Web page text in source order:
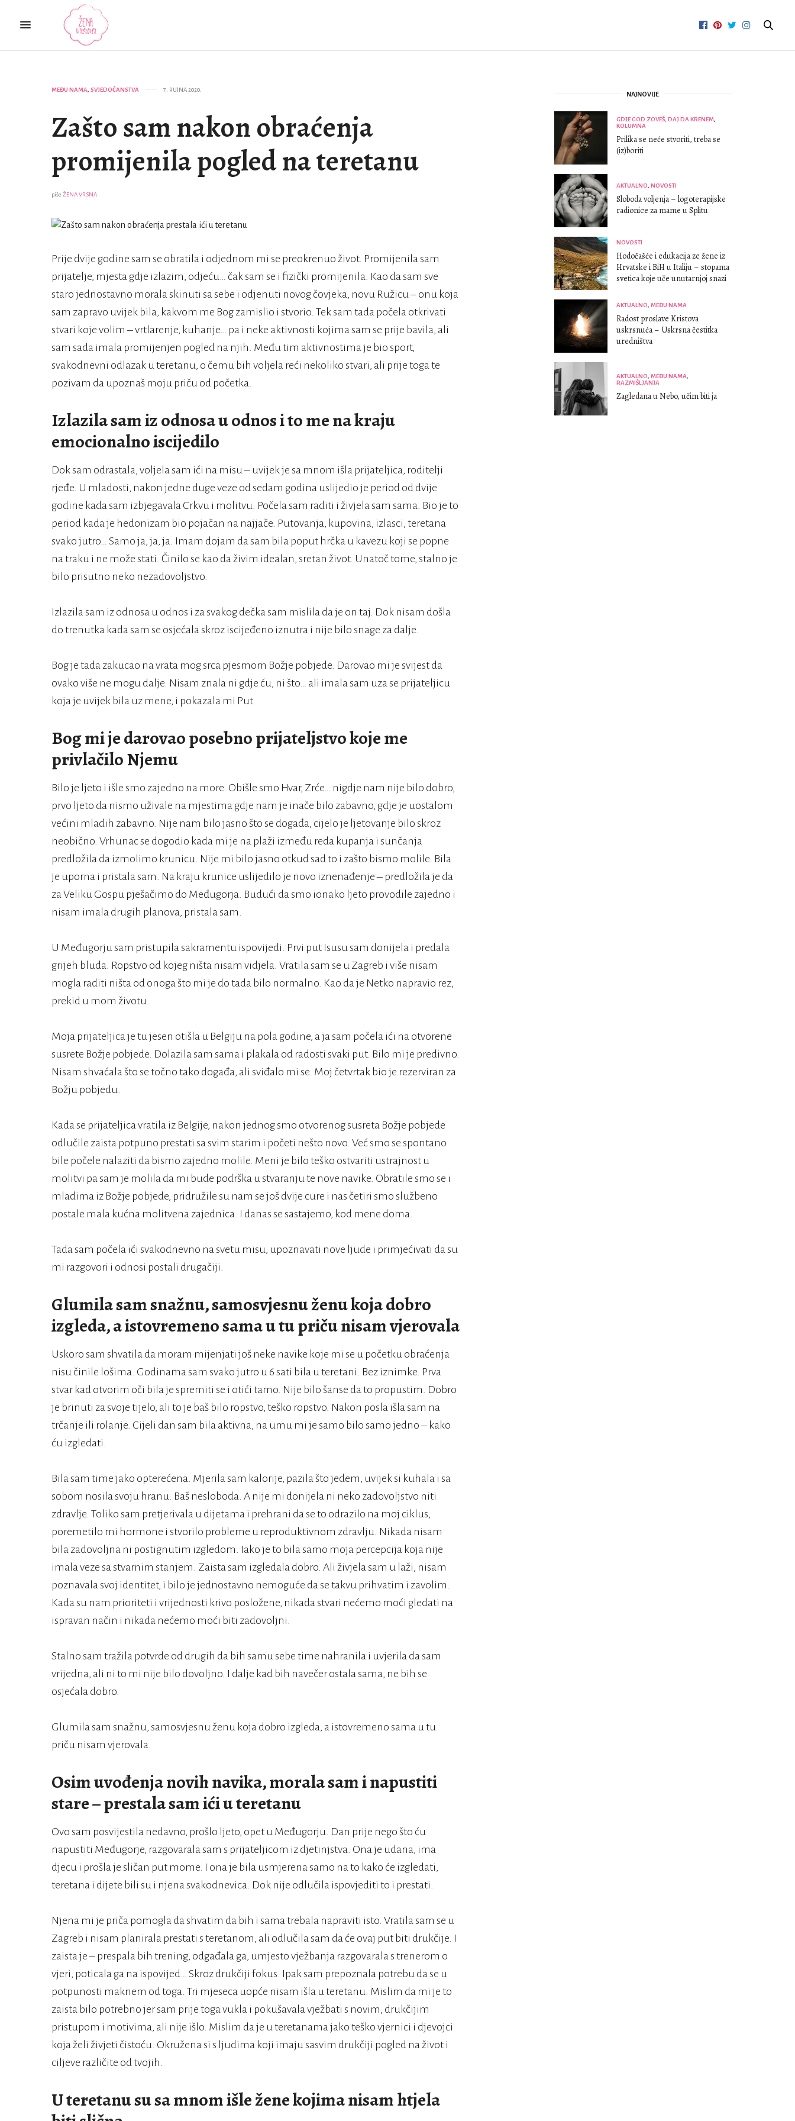
MEĐU NAMA, SVJEDOČANSTVA 7. RUJNA 2020.
Zašto sam nakon obraćenja
promijenila pogled na teretanu
piše ŽENA VRSNA
Prije dvije godine sam se obratila i odjednom mi se preokrenuo život. Promijenila sam
prijatelje, mjesta gdje izlazim, odjeću… čak sam se i fizički promijenila. Kao da sam sve
staro jednostavno morala skinuti sa sebe i odjenuti novog čovjeka, novu Ružicu – onu koja
sam zapravo uvijek bila, kakvom me Bog zamislio i stvorio. Tek sam tada počela otkrivati
stvari koje volim – vrtlarenje, kuhanje… pa i neke aktivnosti kojima sam se prije bavila, ali
sam sada imala promijenjen pogled na njih. Među tim aktivnostima je bio sport,
svakodnevni odlazak u teretanu, o čemu bih voljela reći nekoliko stvari, ali prije toga te
pozivam da upoznaš moju priču od početka.
Izlazila sam iz odnosa u odnos i to me na kraju
emocionalno iscijedilo
Dok sam odrastala, voljela sam ići na misu – uvijek je sa mnom išla prijateljica, roditelji
rjeđe. U mladosti, nakon jedne duge veze od sedam godina uslijedio je period od dvije
godine kada sam izbjegavala Crkvu i molitvu. Počela sam raditi i živjela sam sama. Bio je to
period kada je hedonizam bio pojačan na najjače. Putovanja, kupovina, izlasci, teretana
svako jutro… Samo ja, ja, ja. Imam dojam da sam bila poput hrčka u kavezu koji se popne
na traku i ne može stati. Činilo se kao da živim idealan, sretan život. Unatoč tome, stalno je
bilo prisutno neko nezadovoljstvo.
Izlazila sam iz odnosa u odnos i za svakog dečka sam mislila da je on taj. Dok nisam došla
do trenutka kada sam se osjećala skroz iscijeđeno iznutra i nije bilo snage za dalje.
Bog je tada zakucao na vrata mog srca pjesmom Božje pobjede. Darovao mi je svijest da
ovako više ne mogu dalje. Nisam znala ni gdje ću, ni što… ali imala sam uza se prijateljicu
koja je uvijek bila uz mene, i pokazala mi Put.
Bog mi je darovao posebno prijateljstvo koje me
privlačilo Njemu
Bilo je ljeto i išle smo zajedno na more. Obišle smo Hvar, Zrće… nigdje nam nije bilo dobro,
prvo ljeto da nismo uživale na mjestima gdje nam je inače bilo zabavno, gdje je uostalom
većini mladih zabavno. Nije nam bilo jasno što se događa, cijelo je ljetovanje bilo skroz
neobično. Vrhunac se dogodio kada mi je na plaži između reda kupanja i sunčanja
predložila da izmolimo krunicu. Nije mi bilo jasno otkud sad to i zašto bismo molile. Bila
je uporna i pristala sam. Na kraju krunice uslijedilo je novo iznenađenje – predložila je da
za Veliku Gospu pješačimo do Međugorja. Budući da smo ionako ljeto provodile zajedno i
nisam imala drugih planova, pristala sam.
U Međugorju sam pristupila sakramentu ispovijedi. Prvi put Isusu sam donijela i predala
grijeh bluda. Ropstvo od kojeg ništa nisam vidjela. Vratila sam se u Zagreb i više nisam
mogla raditi ništa od onoga što mi je do tada bilo normalno. Kao da je Netko napravio rez,
prekid u mom životu.
Moja prijateljica je tu jesen otišla u Belgiju na pola godine, a ja sam počela ići na otvorene
susrete Božje pobjede. Dolazila sam sama i plakala od radosti svaki put. Bilo mi je predivno.
Nisam shvaćala što se točno tako događa, ali sviđalo mi se. Moj četvrtak bio je rezerviran za
Božju pobjedu.
Kada se prijateljica vratila iz Belgije, nakon jednog smo otvorenog susreta Božje pobjede
odlučile zaista potpuno prestati sa svim starim i početi nešto novo. Već smo se spontano
bile počele nalaziti da bismo zajedno molile. Meni je bilo teško ostvariti ustrajnost u
molitvi pa sam je molila da mi bude podrška u stvaranju te nove navike. Obratile smo se i
mladima iz Božje pobjede, pridružile su nam se još dvije cure i nas četiri smo službeno
postale mala kućna molitvena zajednica. I danas se sastajemo, kod mene doma.
Tada sam počela ići svakodnevno na svetu misu, upoznavati nove ljude i primjećivati da su
mi razgovori i odnosi postali drugačiji.
Glumila sam snažnu, samosvjesnu ženu koja dobro
izgleda, a istovremeno sama u tu priču nisam vjerovala
Uskoro sam shvatila da moram mijenjati još neke navike koje mi se u početku obraćenja
nisu činile lošima. Godinama sam svako jutro u 6 sati bila u teretani. Bez iznimke. Prva
stvar kad otvorim oči bila je spremiti se i otići tamo. Nije bilo šanse da to propustim. Dobro
je brinuti za svoje tijelo, ali to je baš bilo ropstvo, teško ropstvo. Nakon posla išla sam na
trčanje ili rolanje. Cijeli dan sam bila aktivna, na umu mi je samo bilo samo jedno – kako
ću izgledati.
Bila sam time jako opterećena. Mjerila sam kalorije, pazila što jedem, uvijek si kuhala i sa
sobom nosila svoju hranu. Baš nesloboda. A nije mi donijela ni neko zadovoljstvo niti
zdravlje. Toliko sam pretjerivala u dijetama i prehrani da se to odrazilo na moj ciklus,
poremetilo mi hormone i stvorilo probleme u reproduktivnom zdravlju. Nikada nisam
bila zadovoljna ni postignutim izgledom. Iako je to bila samo moja percepcija koja nije
imala veze sa stvarnim stanjem. Zaista sam izgledala dobro. Ali živjela sam u laži, nisam
poznavala svoj identitet, i bilo je jednostavno nemoguće da se takvu prihvatim i zavolim.
Kada su nam prioriteti i vrijednosti krivo posložene, nikada stvari nećemo moći gledati na
ispravan način i nikada nećemo moći biti zadovoljni.
Stalno sam tražila potvrde od drugih da bih samu sebe time nahranila i uvjerila da sam
vrijedna, ali ni to mi nije bilo dovoljno. I dalje kad bih navečer ostala sama, ne bih se
osjećala dobro.
Glumila sam snažnu, samosvjesnu ženu koja dobro izgleda, a istovremeno sama u tu
priču nisam vjerovala.
Osim uvođenja novih navika, morala sam i napustiti
stare – prestala sam ići u teretanu
Ovo sam posvijestila nedavno, prošlo ljeto, opet u Međugorju. Dan prije nego što ću
napustiti Međugorje, razgovarala sam s prijateljicom iz djetinjstva. Ona je udana, ima
djecu i prošla je sličan put mome. I ona je bila usmjerena samo na to kako će izgledati,
teretana i dijete bili su i njena svakodnevica. Dok nije odlučila ispovjediti to i prestati.
Njena mi je priča pomogla da shvatim da bih i sama trebala napraviti isto. Vratila sam se u
Zagreb i nisam planirala prestati s teretanom, ali odlučila sam da će ovaj put biti drukčije. I
zaista je – prespala bih trening, odgađala ga, umjesto vježbanja razgovarala s trenerom o
vjeri, poticala ga na ispovijed… Skroz drukčiji fokus. Ipak sam prepoznala potrebu da se u
potpunosti maknem od toga. Tri mjeseca uopće nisam išla u teretanu. Mislim da mi je to
zaista bilo potrebno jer sam prije toga vukla i pokušavala vježbati s novim, drukčijim
pristupom i motivima, ali nije išlo. Mislim da je u teretanama jako teško vjernici i djevojci
koja želi živjeti čistoću. Okružena si s ljudima koji imaju sasvim drukčiji pogled na život i
ciljeve različite od tvojih.
U teretanu su sa mnom išle žene kojima nisam htjela
NAJNOVIJE
GDJE GOD ZOVEŠ, DAJ DA KRENEM,
KOLUMNA
Prilika se neće stvoriti, treba se
(iz)boriti
AKTUALNO, NOVOSTI
Sloboda voljenja – logoterapijske
radionice za mame u Splitu
NOVOSTI
Hodočašće i edukacija ze žene iz
Hrvatske i BiH u Italiju – stopama
svetica koje uče unutarnjoj snazi
AKTUALNO, MEĐU NAMA
Radost proslave Kristova
uskrsnuća – Uskrsna čestitka
uredništva
AKTUALNO, MEĐU NAMA,
RAZMIŠLJANJA
Zagledana u Nebo, učim biti ja